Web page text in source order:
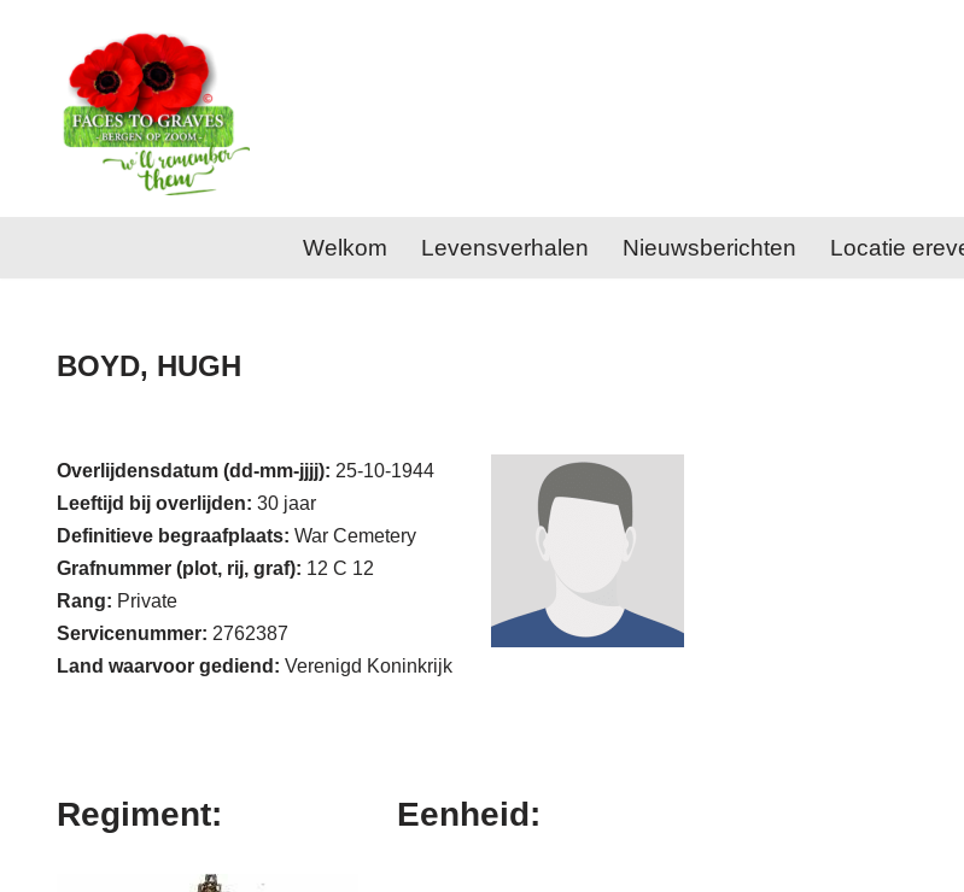
Welkom Levensverhalen Nieuwsberichten Locatie
BOYD, HUGH
Overlijdensdatum (dd-mm-jjjj): 25-10-1944
Leeftijd bij overlijden: 30 jaar
Definitieve begraafplaats: War Cemetery
Grafnummer (plot, rij, graf): 12 C 12
Rang: Private
Servicenummer: 2762387
Land waarvoor gediend: Verenigd Koninkrijk
Regiment: Eenheid: